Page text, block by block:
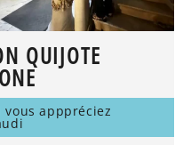
QUIJOTE
apppréciez